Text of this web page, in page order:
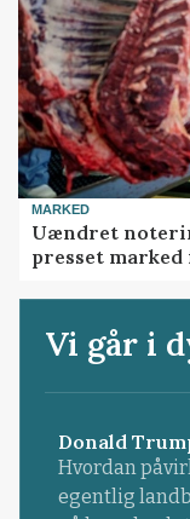
MARKED
Uændret
presset marked
Vi går i
Donald
Hvordan
egentlig